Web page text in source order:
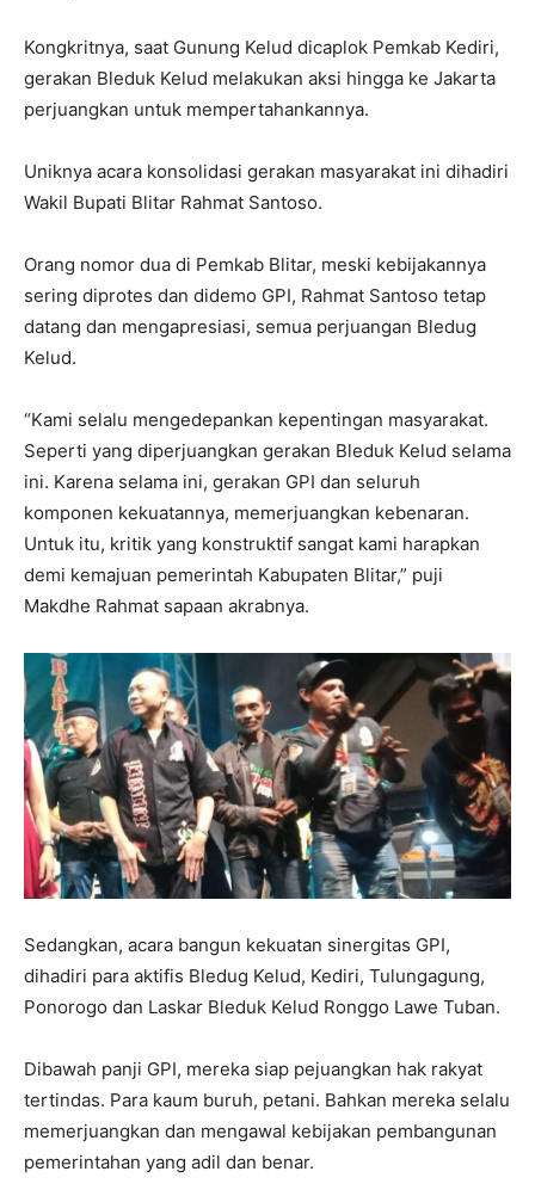
Kongkritnya, saat Gunung Kelud dicaplok Pemkab Kediri,
gerakan Bleduk Kelud melakukan aksi hingga ke Jakarta
perjuangkan untuk mempertahankannya.
Uniknya acara konsolidasi gerakan masyarakat ini dihadiri
Wakil Bupati Blitar Rahmat Santoso.
Orang nomor dua di Pemkab Blitar, meski kebijakannya
sering diprotes dan didemo GPI, Rahmat Santoso tetap
datang dan mengapresiasi, semua perjuangan Bledug
Kelud.
“Kami selalu mengedepankan kepentingan masyarakat.
Seperti yang diperjuangkan gerakan Bleduk Kelud selama
ini. Karena selama ini, gerakan GPI dan seluruh
komponen kekuatannya, memerjuangkan kebenaran.
Untuk itu, kritik yang konstruktif sangat kami harapkan
demi kemajuan pemerintah Kabupaten Blitar,” puji
Makdhe Rahmat sapaan akrabnya.
Sedangkan, acara bangun kekuatan sinergitas GPI,
dihadiri para aktifis Bledug Kelud, Kediri, Tulungagung,
Ponorogo dan Laskar Bleduk Kelud Ronggo Lawe Tuban.
Dibawah panji GPI, mereka siap pejuangkan hak rakyat
tertindas. Para kaum buruh, petani. Bahkan mereka selalu
memerjuangkan dan mengawal kebijakan pembangunan
pemerintahan yang adil dan benar.